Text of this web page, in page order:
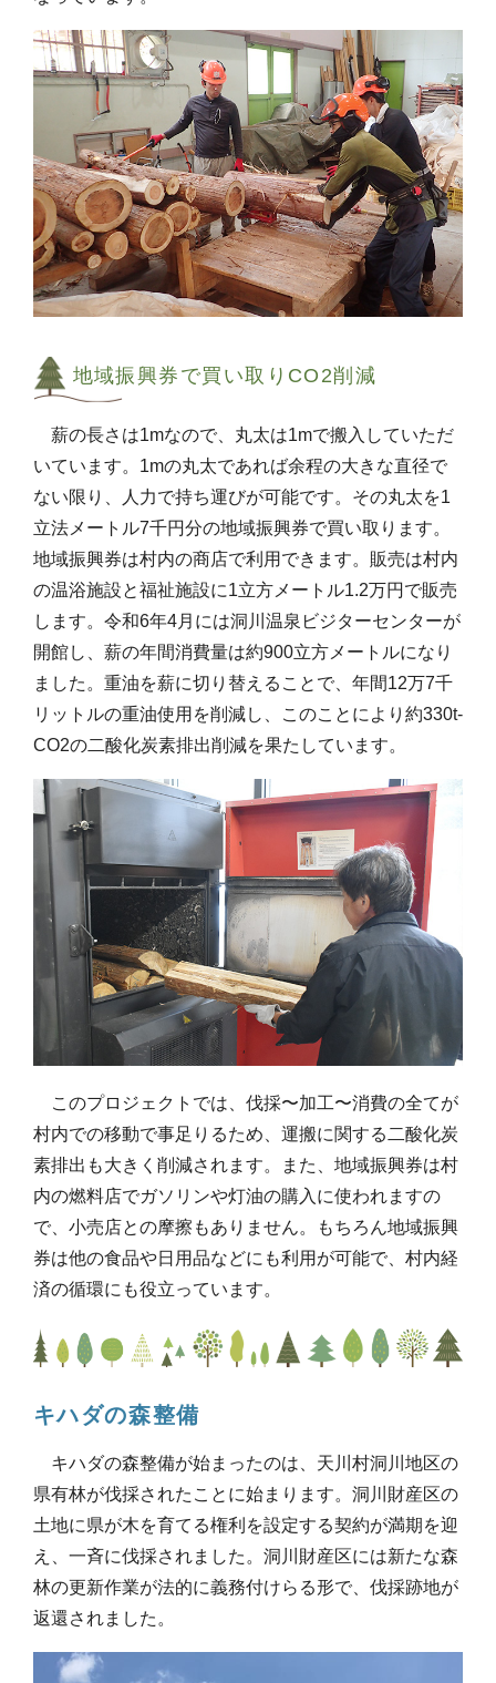
地域振興券で買い取りCO2削減
薪の長さは1mなので、丸太は1mで搬入していただ
いています。1mの丸太であれば余程の大きな直径で
ない限り、人力で持ち運びが可能です。その丸太を1
立法メートル7千円分の地域振興券で買い取ります。
地域振興券は村内の商店で利用できます。販売は村内
の温浴施設と福祉施設に1立方メートル1.2万円で販売
します。令和6年4月には洞川温泉ビジターセンターが
開館し、薪の年間消費量は約900立方メートルになり
ました。重油を薪に切り替えることで、年間12万7千
リットルの重油使用を削減し、このことにより約330t-
CO2の二酸化炭素排出削減を果たしています。
このプロジェクトでは、伐採〜加工〜消費の全てが
村内での移動で事足りるため、運搬に関する二酸化炭
素排出も大きく削減されます。また、地域振興券は村
内の燃料店でガソリンや灯油の購入に使われますの
で、小売店との摩擦もありません。もちろん地域振興
券は他の食品や日用品などにも利用が可能で、村内経
済の循環にも役立っています。
キハダの森整備
キハダの森整備が始まったのは、天川村洞川地区の
県有林が伐採されたことに始まります。洞川財産区の
土地に県が木を育てる権利を設定する契約が満期を迎
え、一斉に伐採されました。洞川財産区には新たな森
林の更新作業が法的に義務付けらる形で、伐採跡地が
返還されました。